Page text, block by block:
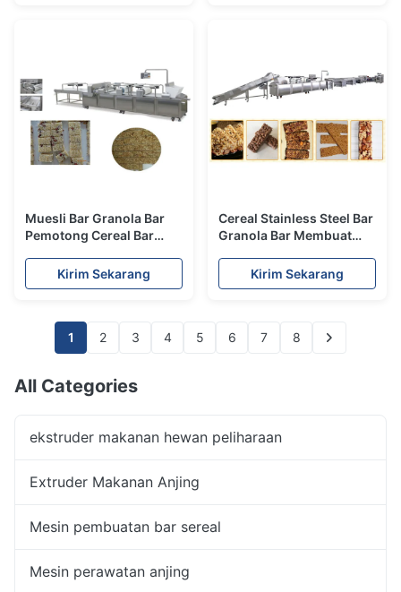
Muesli Bar Granola Bar
Pemotong Cereal Bar
Performa yang baik
Kirim Sekarang
Cereal Stainless Steel Bar
Granola Bar Membuat
Pemotong
Kirim Sekarang
1 2 3 4 5 6 7 8
All Categories
ekstruder makanan hewan peliharaan
Extruder Makanan Anjing
Mesin pembuatan bar sereal
Mesin perawatan anjing